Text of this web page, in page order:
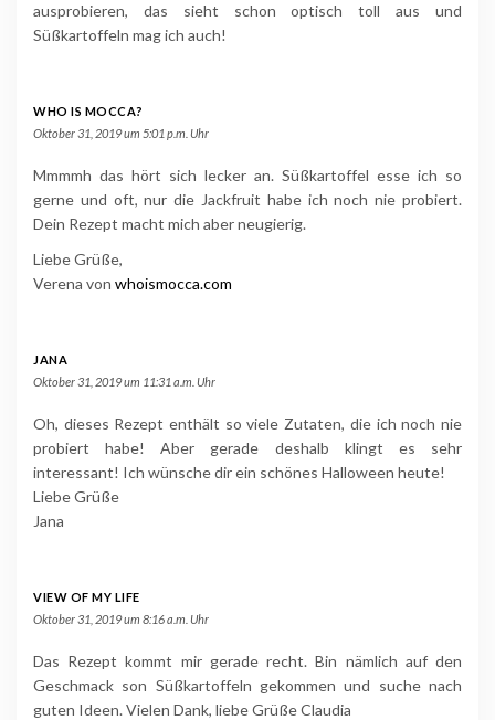
ausprobieren, das sieht schon optisch toll aus und
Süßkartoffeln mag ich auch!
WHO IS MOCCA?
Oktober 31, 2019 um 5:01 p.m. Uhr
Mmmmh das hört sich lecker an. Süßkartoffel esse ich so
gerne und oft, nur die Jackfruit habe ich noch nie probiert.
Dein Rezept macht mich aber neugierig.
Liebe Grüße,
Verena von whoismocca.com
JANA
Oktober 31, 2019 um 11:31 a.m. Uhr
Oh, dieses Rezept enthält so viele Zutaten, die ich noch nie
probiert habe! Aber gerade deshalb klingt es sehr
interessant! Ich wünsche dir ein schönes Halloween heute!
Liebe Grüße
Jana
VIEW OF MY LIFE
Oktober 31, 2019 um 8:16 a.m. Uhr
Das Rezept kommt mir gerade recht. Bin nämlich auf den
Geschmack son Süßkartoffeln gekommen und suche nach
guten Ideen. Vielen Dank, liebe Grüße Claudia